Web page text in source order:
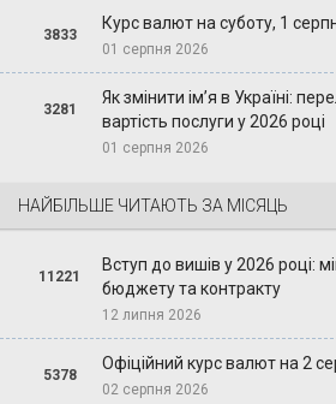
3833
Курс валют на суботу, 1
01 серпня 2026
3281
Як змінити ім’я в Україні:
вартість послуги у 2026 році
01 серпня 2026
НАЙБІЛЬШЕ ЧИТАЮТЬ ЗА МІСЯЦЬ
11221
Вступ до вишів у 2026 році:
бюджету та контракту
12 липня 2026
5378
Офіційний курс валют на 2
02 серпня 2026